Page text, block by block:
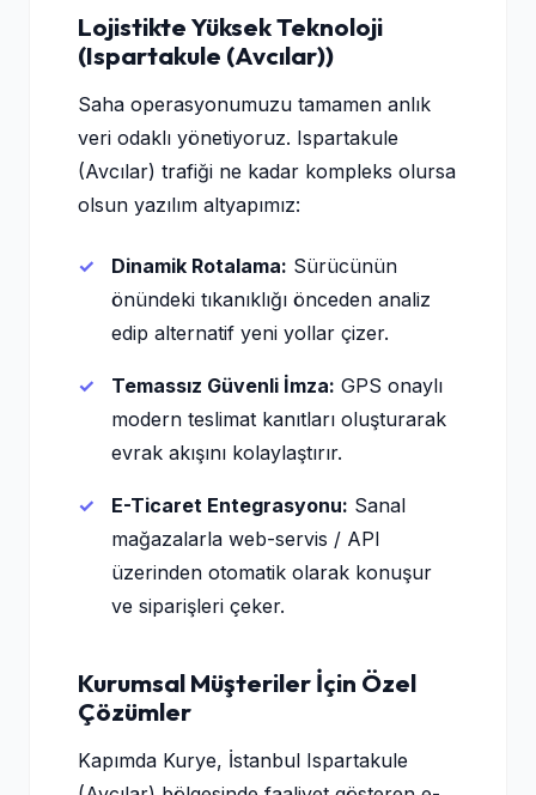
Lojistikte Yüksek Teknoloji
(Ispartakule (Avcılar))
Saha operasyonumuzu tamamen anlık
veri odaklı yönetiyoruz. Ispartakule
(Avcılar) trafiği ne kadar kompleks olursa
olsun yazılım altyapımız:
Dinamik Rotalama: Sürücünün
önündeki tıkanıklığı önceden analiz
edip alternatif yeni yollar çizer.
Temassız Güvenli İmza: GPS onaylı
modern teslimat kanıtları oluşturarak
evrak akışını kolaylaştırır.
E-Ticaret Entegrasyonu: Sanal
mağazalarla web-servis / API
üzerinden otomatik olarak konuşur
ve siparişleri çeker.
Kurumsal Müşteriler İçin Özel
Çözümler
Kapımda Kurye, İstanbul Ispartakule